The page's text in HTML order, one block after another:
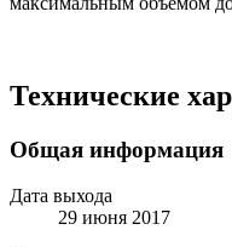
Технические
Общая информация
Дата выхода
29 июня 2017